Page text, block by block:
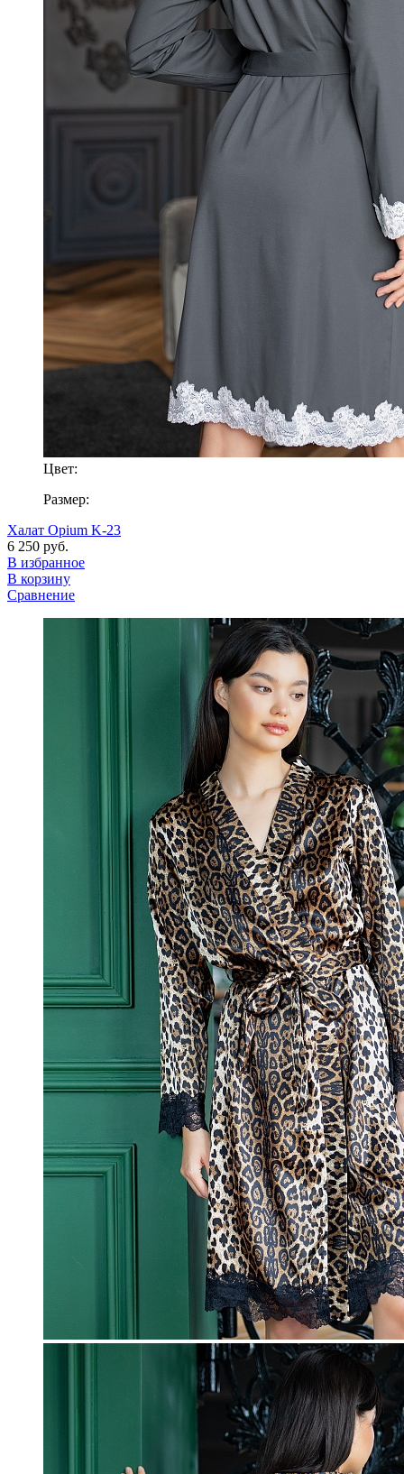
Цвет:
Размер:
Халат Opium K-23
6 250 руб.
В избранное
В корзину
Сравнение